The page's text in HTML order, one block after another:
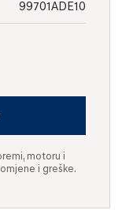
99701ADE10
motoru i
i greške.